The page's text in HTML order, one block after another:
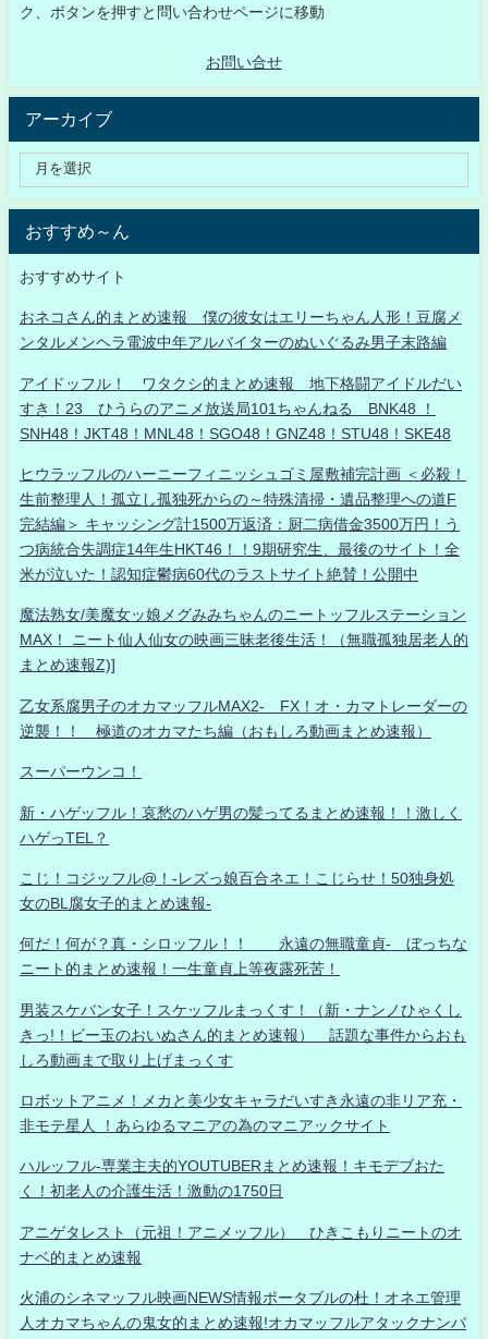
ク、ボタンを押すと問い合わせページに移動
お問い合せ
アーカイブ
おすすめ～ん
おすすめサイト
おネコさん的まとめ速報 僕の彼女はエリーちゃん人形！豆腐メ
ンタルメンヘラ電波中年アルバイターのぬいぐるみ男子末路編
アイドッフル！ ワタクシ的まとめ速報 地下格闘アイドルだい
すき！23 ひうらのアニメ放送局101ちゃんねる BNK48 ！
SNH48！JKT48！MNL48！SGO48！GNZ48！STU48！SKE48
ヒウラッフルのハーニーフィニッシュゴミ屋敷補完計画 ＜必殺！
生前整理人！孤立し孤独死からの～特殊清掃・遺品整理への道F
完結編＞ キャッシング計1500万返済：厨二病借金3500万円！う
つ病統合失調症14年生HKT46！！9期研究生、最後のサイト！全
米が泣いた！認知症鬱病60代のラストサイト絶賛！公開中
魔法熟女/美魔女ッ娘メグみみちゃんのニートッフルステーション
MAX！ ニート仙人仙女の映画三昧老後生活！（無職孤独居老人的
まとめ速報Z)]
乙女系腐男子のオカマッフルMAX2- FX！オ・カマトレーダーの
逆襲！！ 極道のオカマたち編（おもしろ動画まとめ速報）
スーパーウンコ！
新・ハゲッフル！哀愁のハゲ男の髪ってるまとめ速報！！激しく
ハゲっTEL？
こじ！コジッフル@！-レズっ娘百合ネエ！こじらせ！50独身処
女のBL腐女子的まとめ速報-
何だ！何が？真・シロッフル！！ 永遠の無職童貞- ぼっちな
ニート的まとめ速報！一生童貞上等夜露死苦！
男装スケバン女子！スケッフルまっくす！（新・ナンノひゃくし
きっ!！ビー玉のおいぬさん的まとめ速報） 話題な事件からおも
しろ動画まで取り上げまっくす
ロボットアニメ！メカと美少女キャラだいすき永遠の非リア充・
非モテ星人 ！あらゆるマニアの為のマニアックサイト
ハルッフル-専業主夫的YOUTUBERまとめ速報！キモデブおた
く！初老人の介護生活！激動の1750日
アニゲタレスト（元祖！アニメッフル） ひきこもりニートのオ
ナベ的まとめ速報
火浦のシネマッフル映画NEWS情報ポータブルの杜！オネエ管理
人オカマちゃんの鬼女的まとめ速報!オカマッフルアタックナンバ